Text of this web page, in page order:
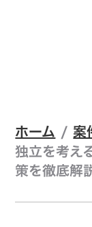
ホーム / 案
独立を考え
策を徹底解